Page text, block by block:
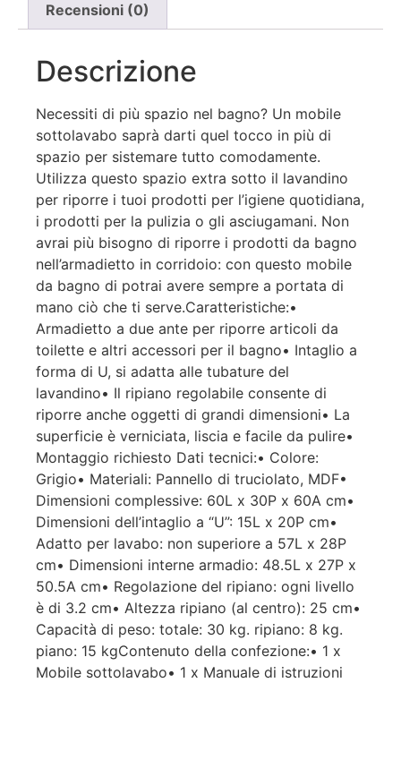
Recensioni (0)
Descrizione
Necessiti di più spazio nel bagno? Un mobile
sottolavabo saprà darti quel tocco in più di
spazio per sistemare tutto comodamente.
Utilizza questo spazio extra sotto il lavandino
per riporre i tuoi prodotti per l’igiene quotidiana,
i prodotti per la pulizia o gli asciugamani. Non
avrai più bisogno di riporre i prodotti da bagno
nell’armadietto in corridoio: con questo mobile
da bagno di potrai avere sempre a portata di
mano ciò che ti serve.Caratteristiche:•
Armadietto a due ante per riporre articoli da
toilette e altri accessori per il bagno• Intaglio a
forma di U, si adatta alle tubature del
lavandino• Il ripiano regolabile consente di
riporre anche oggetti di grandi dimensioni• La
superficie è verniciata, liscia e facile da pulire•
Montaggio richiesto Dati tecnici:• Colore:
Grigio• Materiali: Pannello di truciolato, MDF•
Dimensioni complessive: 60L x 30P x 60A cm•
Dimensioni dell’intaglio a “U”: 15L x 20P cm•
Adatto per lavabo: non superiore a 57L x 28P
cm• Dimensioni interne armadio: 48.5L x 27P x
50.5A cm• Regolazione del ripiano: ogni livello
è di 3.2 cm• Altezza ripiano (al centro): 25 cm•
Capacità di peso: totale: 30 kg. ripiano: 8 kg.
piano: 15 kgContenuto della confezione:• 1 x
Mobile sottolavabo• 1 x Manuale di istruzioni